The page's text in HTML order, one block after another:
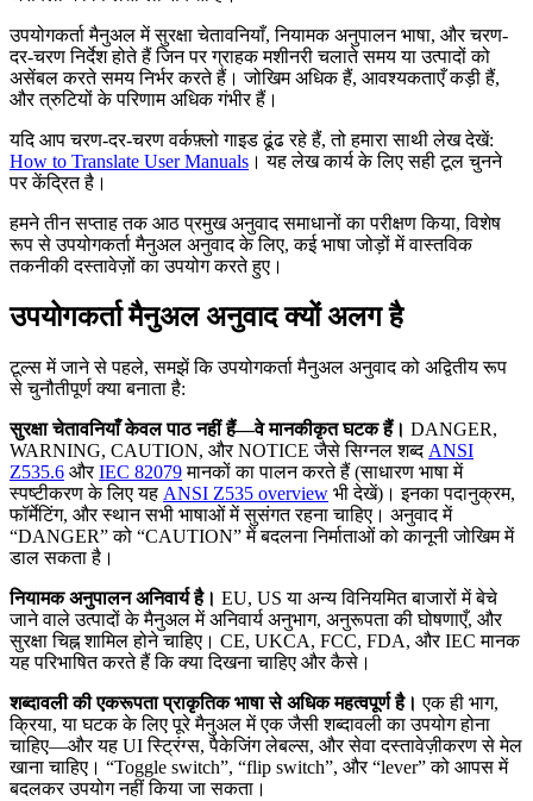
उपयोगकर्ता मैनुअल में सुरक्षा चेतावनियाँ, नियामक अनुपालन भाषा, और चरण-
दर-चरण निर्देश होते हैं जिन पर ग्राहक मशीनरी चलाते समय या उत्पादों को
असेंबल करते समय निर्भर करते हैं। जोखिम अधिक हैं, आवश्यकताएँ कड़ी हैं,
और त्रुटियों के परिणाम अधिक गंभीर हैं।
यदि आप चरण-दर-चरण वर्कफ़्लो गाइड ढूंढ रहे हैं, तो हमारा साथी लेख देखें:
How to Translate User Manuals । यह लेख कार्य के लिए सही टूल चुनने
पर केंद्रित है।
हमने तीन सप्ताह तक आठ प्रमुख अनुवाद समाधानों का परीक्षण किया, विशेष
रूप से उपयोगकर्ता मैनुअल अनुवाद के लिए, कई भाषा जोड़ों में वास्तविक
तकनीकी दस्तावेज़ों का उपयोग करते हुए।
उपयोगकर्ता मैनुअल अनुवाद क्यों अलग है
टूल्स में जाने से पहले, समझें कि उपयोगकर्ता मैनुअल अनुवाद को अद्वितीय रूप
से चुनौतीपूर्ण क्या बनाता है:
सुरक्षा चेतावनियाँ केवल पाठ नहीं हैं—वे मानकीकृत घटक हैं। DANGER,
WARNING, CAUTION, और NOTICE जैसे सिग्नल शब्द ANSI
Z535.6 औरIEC 82079मानकों का पालन करते हैं (साधारण भाषा में
स्पष्टीकरण के लिए यह ANSI Z535 overview भी देखें)। इनका पदानुक्रम,
फॉर्मेटिंग, और स्थान सभी भाषाओं में सुसंगत रहना चाहिए। अनुवाद में
“DANGER” को “CAUTION” में बदलना निर्माताओं को कानूनी जोखिम में
डाल सकता है।
नियामक अनुपालन अनिवार्य है। EU, US या अन्य विनियमित बाजारों में बेचे
जाने वाले उत्पादों के मैनुअल में अनिवार्य अनुभाग, अनुरूपता की घोषणाएँ, और
सुरक्षा चिह्न शामिल होने चाहिए। CE, UKCA, FCC, FDA, और IEC मानक
यह परिभाषित करते हैं कि क्या दिखना चाहिए और कैसे।
शब्दावली की एकरूपता प्राकृतिक भाषा से अधिक महत्वपूर्ण है। एक ही भाग,
क्रिया, या घटक के लिए पूरे मैनुअल में एक जैसी शब्दावली का उपयोग होना
चाहिए—और यह UI स्ट्रिंग्स, पैकेजिंग लेबल्स, और सेवा दस्तावेज़ीकरण से मेल
खाना चाहिए। “Toggle switch”, “flip switch”, और “lever” को आपस में
बदलकर उपयोग नहीं किया जा सकता।